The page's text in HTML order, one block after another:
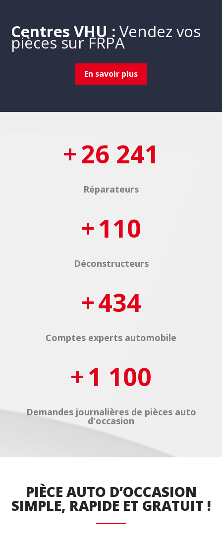
Centres VHU : Vendez vos
pièces sur FRPA
En savoir plus
26 241
Réparateurs
110
Déconstructeurs
434
Comptes experts automobile
1 100
Demandes journalières de pièces auto
d'occasion
PIÈCE AUTO D’OCCASION
SIMPLE, RAPIDE ET GRATUIT !